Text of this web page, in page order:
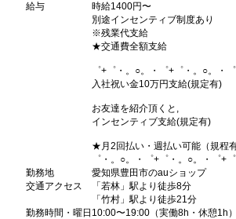
給与
時給1400円〜
別途インセンティブ制度あり
※残業代支給
★交通費全額支給
゜+゜・。○。・゜+゜・。○。・
入社祝い金10万円支給(規定有)
お友達を紹介頂くと,
インセンティブ支給(規定有)
★月2回払い・週払い可能（規程
゜・。○。・゜+゜・。○。・゜+゜
勤務地
愛知県豊田市のauショップ
交通アクセス
「若林」駅より徒歩8分
「竹村」駅より徒歩21分
勤務時間・曜日 10:00〜19:00（実働8h・休憩1h）